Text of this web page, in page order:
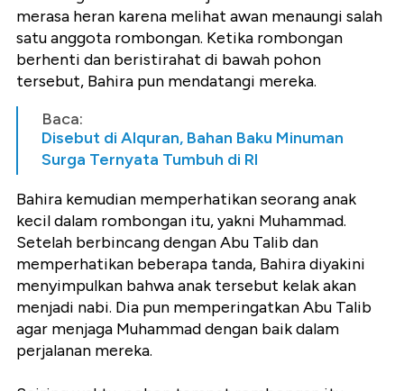
merasa heran karena melihat awan menaungi salah
satu anggota rombongan. Ketika rombongan
berhenti dan beristirahat di bawah pohon
tersebut, Bahira pun mendatangi mereka.
Baca:
Disebut di Alquran, Bahan Baku Minuman
Surga Ternyata Tumbuh di RI
Bahira kemudian memperhatikan seorang anak
kecil dalam rombongan itu, yakni Muhammad.
Setelah berbincang dengan Abu Talib dan
memperhatikan beberapa tanda, Bahira diyakini
menyimpulkan bahwa anak tersebut kelak akan
menjadi nabi. Dia pun memperingatkan Abu Talib
agar menjaga Muhammad dengan baik dalam
perjalanan mereka.